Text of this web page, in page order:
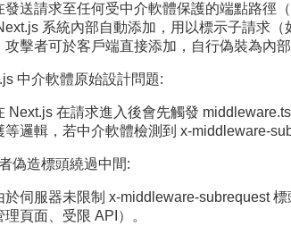
發送請求至任何受中介軟體保護的端點路徑
系統內部自動添加，用以標示子請求
攻擊者可於客戶端直接添加，自行偽裝為內
中介軟體原始設計問題:
Next.js 在請求進入後會先觸發
等邏輯，若中介軟體檢測到 x-middleware-
偽造標頭繞過中間:
於伺服器未限制 x-middleware-subrequest
理頁面、受限 API）。